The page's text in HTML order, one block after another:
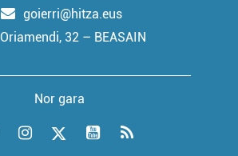
goierri@hitza.eus
Oriamendi, 32 – BEASAIN
Nor gara